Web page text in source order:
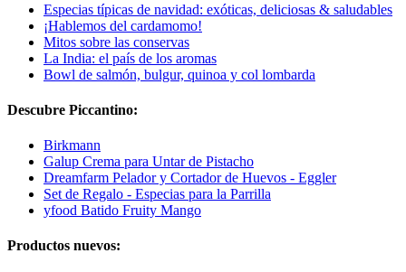
Especias típicas de navidad: exóticas, deliciosas & saludables
¡Hablemos del cardamomo!
Mitos sobre las conservas
La India: el país de los aromas
Bowl de salmón, bulgur, quinoa y col lombarda
Descubre Piccantino:
Birkmann
Galup Crema para Untar de Pistacho
Dreamfarm Pelador y Cortador de Huevos - Eggler
Set de Regalo - Especias para la Parrilla
yfood Batido Fruity Mango
Productos nuevos: